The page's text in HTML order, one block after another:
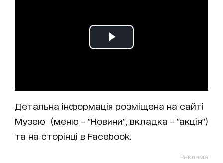
Детальна інформація розміщена на сайті
Музею (меню – "Новини", вкладка – "акція")
та на сторінці в Facebook.
Реклама